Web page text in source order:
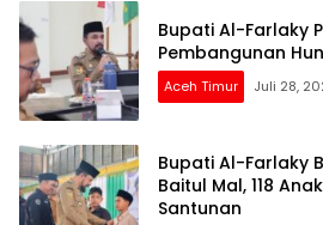
Bupati Al-Farlaky
Pembangunan
Aceh Timur Juli 28,
Bupati Al-Farlaky
Baitul Mal, 118
Santunan